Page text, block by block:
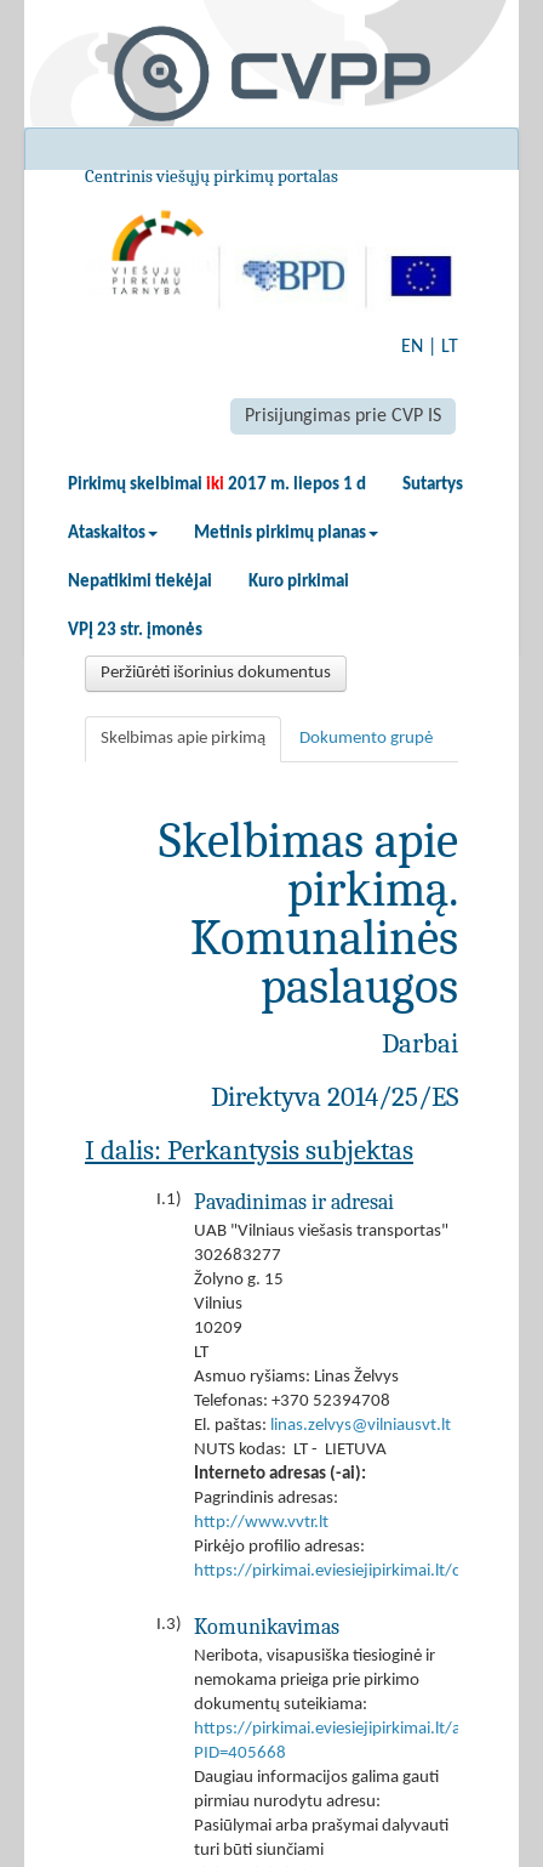
Centrinis viešųjų pirkimų portalas
EN LT
Prisijungimas prie CVP IS
Pirkimų skelbimai iki 2017 m. liepos 1 d Sutartys
Ataskaitos Metinis pirkimų planas
Nepatikimi tiekėjai Kuro pirkimai
VPĮ 23 str. įmonės
Peržiūrėti išorinius dokumentus
Skelbimas apie pirkimą Dokumento grupė
Skelbimas apie
pirkimą.
Komunalinės
paslaugos
Darbai
Direktyva 2014/25/ES
I dalis: Perkantysis subjektas
I.1) Pavadinimas ir adresai
UAB "Vilniaus viešasis transportas"
302683277
Žolyno g. 15
Vilnius
10209
LT
Asmuo ryšiams: Linas Želvys
Telefonas: +370 52394708
El. paštas: linas.zelvys@vilniausvt.lt
NUTS kodas: LT - LIETUVA
Interneto adresas (-ai):
Pagrindinis adresas:
http://www.vvtr.lt
Pirkėjo profilio adresas:
https://pirkimai.eviesiejipirkimai.lt/ctm/
I.3) Komunikavimas
Neribota, visapusiška tiesioginė ir
nemokama prieiga prie pirkimo
dokumentų suteikiama:
https://pirkimai.eviesiejipirkimai.lt/app/rfq/
PID=405668
Daugiau informacijos galima gauti
pirmiau nurodytu adresu:
Pasiūlymai arba prašymai dalyvauti
turi būti siunčiami